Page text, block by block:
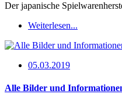
Der japanische
Weiterlesen...
05.03.2019
Alle Bilder und